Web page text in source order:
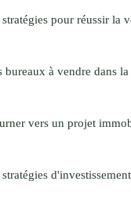
pour réussir la
bureaux à vendre dans
vers un projet